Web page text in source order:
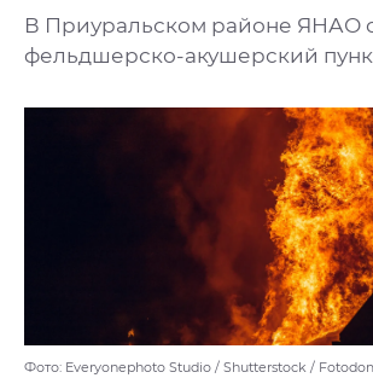
В Приуральском районе ЯНАО
фельдшерско-акушерский
Фото: Everyonephoto Studio / Shutterstock /